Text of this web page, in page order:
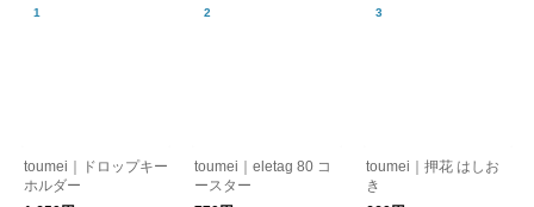
toumei｜ドロップキー
ホルダー
toumei｜eletag 80 コ
ースター
toumei｜押花 はしお
き